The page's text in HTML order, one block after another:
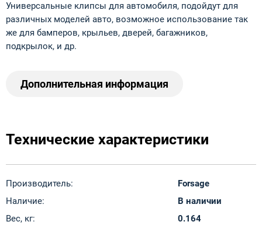
Универсальные клипсы для автомобиля, подойдут для
различных моделей авто, возможное использование так
же для бамперов, крыльев, дверей, багажников,
подкрылок, и др.
Дополнительная информация
Технические характеристики
Производитель:
Forsage
Наличие:
В наличии
Вес, кг:
0.164